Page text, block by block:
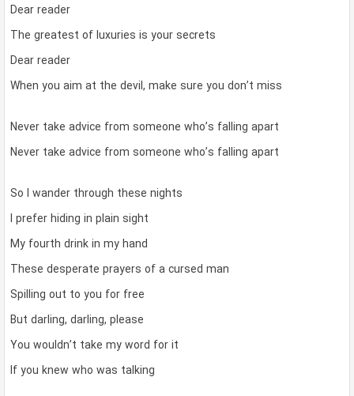
Dear reader
The greatest of luxuries is your secrets
Dear reader
When you aim at the devil, make sure you don’t miss
Never take advice from someone who’s falling apart
Never take advice from someone who’s falling apart
So I wander through these nights
I prefer hiding in plain sight
My fourth drink in my hand
These desperate prayers of a cursed man
Spilling out to you for free
But darling, darling, please
You wouldn’t take my word for it
If you knew who was talking